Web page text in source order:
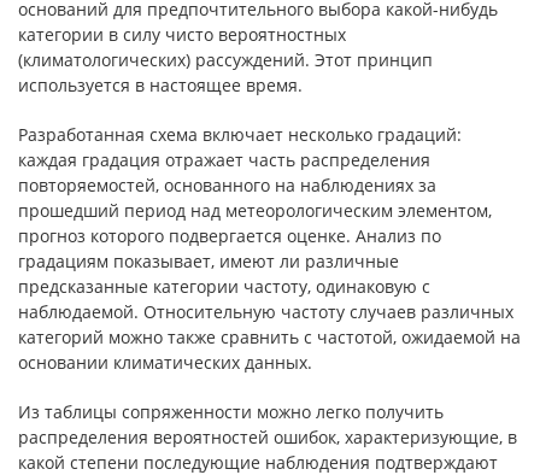
оснований для предпочтительного выбора какой-нибудь
категории в силу чисто вероятностных
(климатологических) рассуждений. Этот принцип
используется в настоящее время.
Разработанная схема включает несколько градаций:
каждая градация отражает часть распределения
повторяемостей, основанного на наблюдениях за
прошедший период над метеорологическим элементом,
прогноз которого подвергается оценке. Анализ по
градациям показывает, имеют ли различные
предсказанные категории частоту, одинаковую с
наблюдаемой. Относительную частоту случаев различных
категорий можно также сравнить с частотой, ожидаемой на
основании климатических данных.
Из таблицы сопряженности можно легко получить
распределения вероятностей ошибок, характеризующие, в
какой степени последующие наблюдения подтверждают